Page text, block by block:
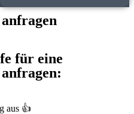
für eine
aus 👍